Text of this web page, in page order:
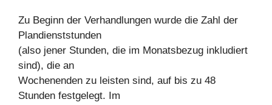
Zu Beginn der Verhandlungen wurde die Zahl der
Plandienststunden
(also jener Stunden, die im Monatsbezug inkludiert
sind), die an
Wochenenden zu leisten sind, auf bis zu 48
Stunden festgelegt. Im